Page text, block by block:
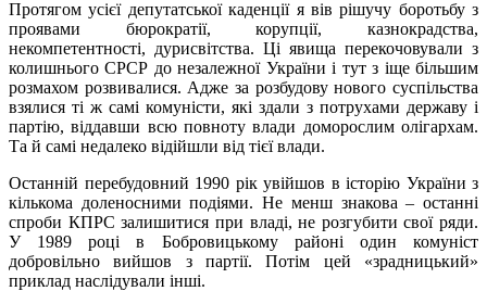
Протягом усієї депутатської каденції я вів рішучу боротьбу з
проявами бюрократії, корупції, казнокрадства,
некомпетентності, дурисвітства. Ці явища перекочовували з
колишнього СРСР до незалежної України і тут з іще більшим
розмахом розвивалися. Адже за розбудову нового суспільства
взялися ті ж самі комуністи, які здали з потрухами державу і
партію, віддавши всю повноту влади доморослим олігархам.
Та й самі недалеко відійшли від тієї влади.
Останній перебудовний 1990 рік увійшов в історію України з
кількома доленосними подіями. Не менш знакова – останні
спроби КПРС залишитися при владі, не розгубити свої ряди.
У 1989 році в Бобровицькому районі один комуніст
добровільно вийшов з партії. Потім цей «зрадницький»
приклад наслідували інші.